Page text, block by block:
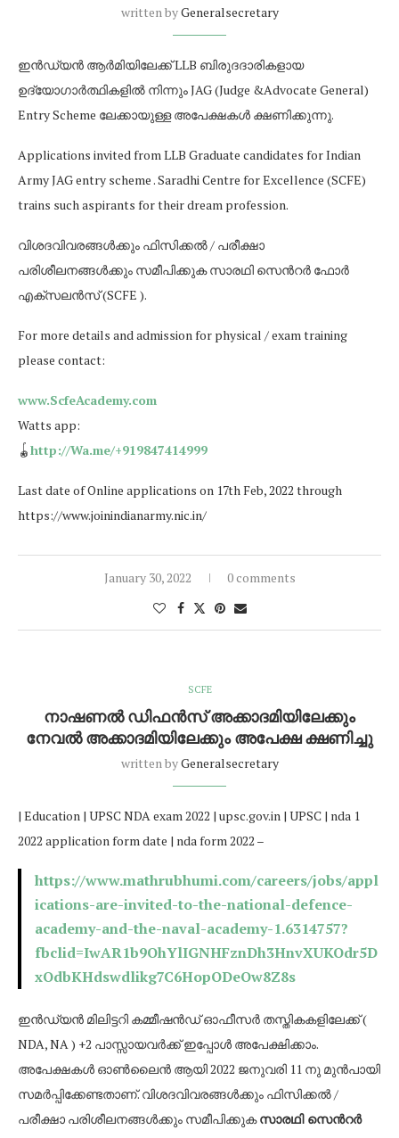
written byGeneralsecretary
ഇൻഡ്യൻ ആർമിയിലേക്ക് LLB ബിരുദദാരികളായ
ഉദ്യോഗാർത്ഥികളിൽ നിന്നും JAG (Judge &Advocate General)
Entry Scheme ലേക്കായുള്ള അപേക്ഷകൾ ക്ഷണിക്കുന്നു.
Applications invited from LLB Graduate candidates for Indian
Army JAG entry scheme . Saradhi Centre for Excellence (SCFE)
trains such aspirants for their dream profession.
വിശദവിവരങ്ങൾക്കും ഫിസിക്കൽ / പരീക്ഷാ
പരിശീലനങ്ങൾക്കും സമീപിക്കുക സാരഥി സെൻറർ ഫോർ
എക്സലൻസ് (SCFE ).
For more details and admission for physical / exam training
please contact:
www.ScfeAcademy.com
Watts app:
🪀http://Wa.me/+919847414999
Last date of Online applications on 17th Feb, 2022 through
https://www.joinindianarmy.nic.in/
January 30, 2022 0 comments
SCFE
നാഷണല്‍ ഡിഫന്‍സ് അക്കാദമിയിലേക്കും
നേവല്‍ അക്കാദമിയിലേക്കും അപേക്ഷ ക്ഷണിച്ചു
written byGeneralsecretary
| Education | UPSC NDA exam 2022 | upsc.gov.in | UPSC | nda 1
2022 application form date | nda form 2022 –
https://www.mathrubhumi.com/careers/jobs/appl
ications-are-invited-to-the-national-defence-
academy-and-the-naval-academy-1.6314757?
fbclid=IwAR1b9OhYlIGNHFznDh3HnvXUKOdr5D
xOdbKHdswdlikg7C6HopODeOw8Z8s
ഇൻഡ്യൻ മിലിട്ടറി കമ്മീഷൻഡ് ഓഫീസർ തസ്തികകളിലേക്ക് (
NDA, NA ) +2 പാസ്സായവർക്ക് ഇപ്പോൾ അപേക്ഷിക്കാം.
അപേക്ഷകൾ ഓൺലൈൻ ആയി 2022 ജനുവരി 11 നു മുൻപായി
സമർപ്പിക്കേണ്ടതാണ്. വിശദവിവരങ്ങൾക്കും ഫിസിക്കൽ /
പരീക്ഷാ പരിശീലനങ്ങൾക്കും സമീപിക്കുകസാരഥി സെൻറർ